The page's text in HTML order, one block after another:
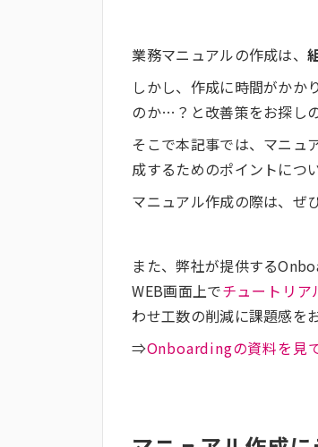
業務マニュアルの作成は、
しかし、作成に時間がか
のか…？と改善策をお探し
そこで本記事では、マニュ
成するためのポイントにつ
マニュアル作成の際は、ぜ
また、弊社が提供する
WEB画面上でチュートリア
わせ工数の削減に課題感を
⇒Onboardingの資料を見